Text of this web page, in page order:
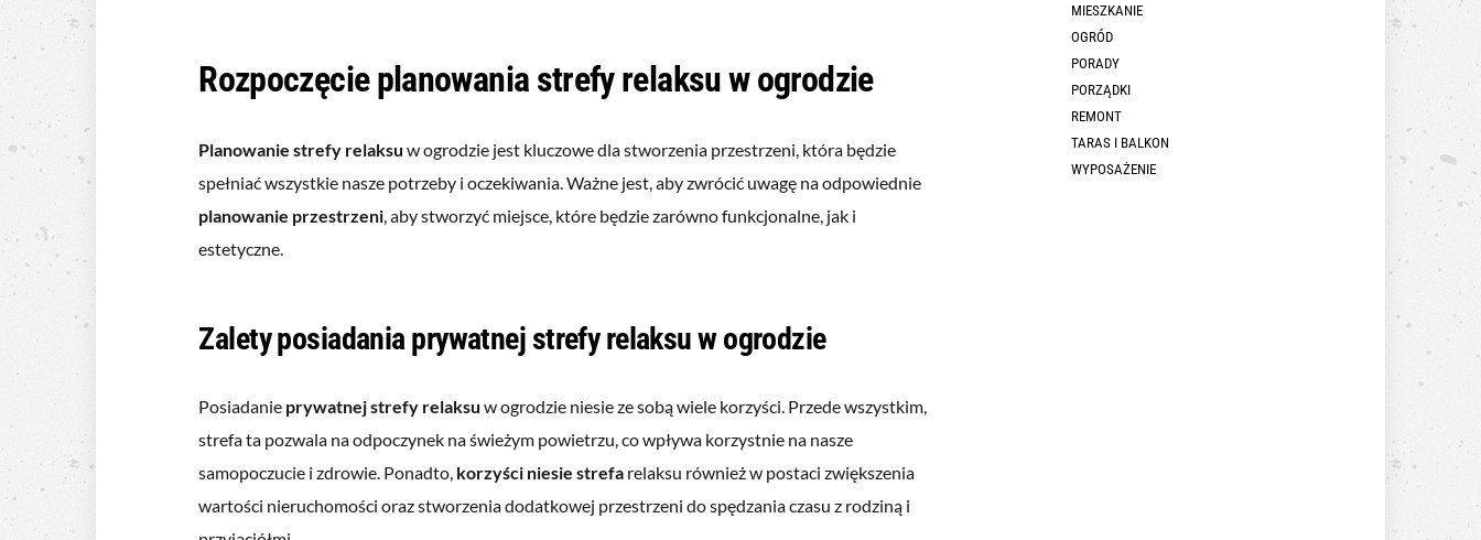
Rozpoczęcie planowania strefy relaksu w ogrodzie
Planowanie strefy relaksu w ogrodzie jest kluczowe dla stworzenia przestrzeni, która będzie
spełniać wszystkie nasze potrzeby i oczekiwania. Ważne jest, aby zwrócić uwagę na odpowiednie
planowanie przestrzeni, aby stworzyć miejsce, które będzie zarówno funkcjonalne, jak i
estetyczne.
Zalety posiadania prywatnej strefy relaksu w ogrodzie
Posiadanie prywatnej strefy relaksu w ogrodzie niesie ze sobą wiele korzyści. Przede wszystkim,
strefa ta pozwala na odpoczynek na świeżym powietrzu, co wpływa korzystnie na nasze
samopoczucie i zdrowie. Ponadto, korzyści niesie strefa relaksu również w postaci zwiększenia
wartości nieruchomości oraz stworzenia dodatkowej przestrzeni do spędzania czasu z rodziną i
MIESZKANIE
OGRÓD
PORADY
PORZĄDKI
REMONT
TARAS I BALKON
WYPOSAŻENIE